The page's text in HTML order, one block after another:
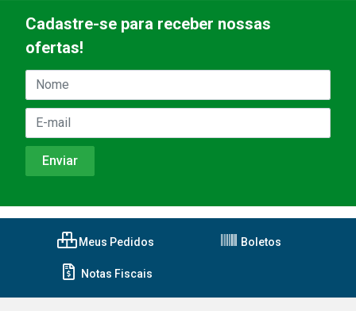
Cadastre-se para receber nossas
ofertas!
Meus Pedidos Boletos
Notas Fiscais